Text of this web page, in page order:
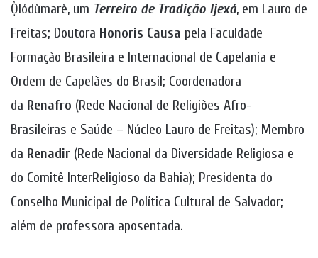
Ọ̀lódùmarè, um Terreiro de Tradição Ijexá, em Lauro de
Freitas; Doutora Honoris Causa pela Faculdade
Formação Brasileira e Internacional de Capelania e
Ordem de Capelães do Brasil; Coordenadora
da Renafro (Rede Nacional de Religiões Afro-
Brasileiras e Saúde – Núcleo Lauro de Freitas); Membro
da Renadir (Rede Nacional da Diversidade Religiosa e
do Comitê InterReligioso da Bahia); Presidenta do
Conselho Municipal de Política Cultural de Salvador;
além de professora aposentada.